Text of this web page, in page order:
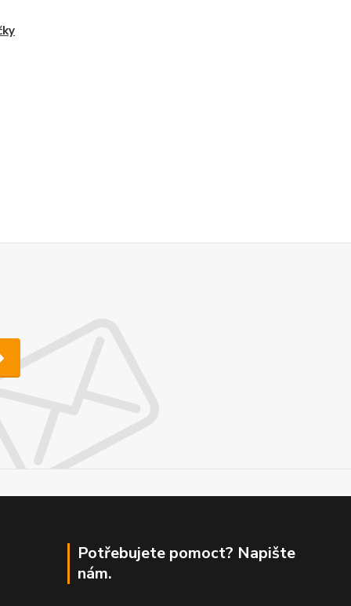
Potřebujete pomoct? Napište
nám.